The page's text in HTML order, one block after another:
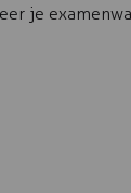
je